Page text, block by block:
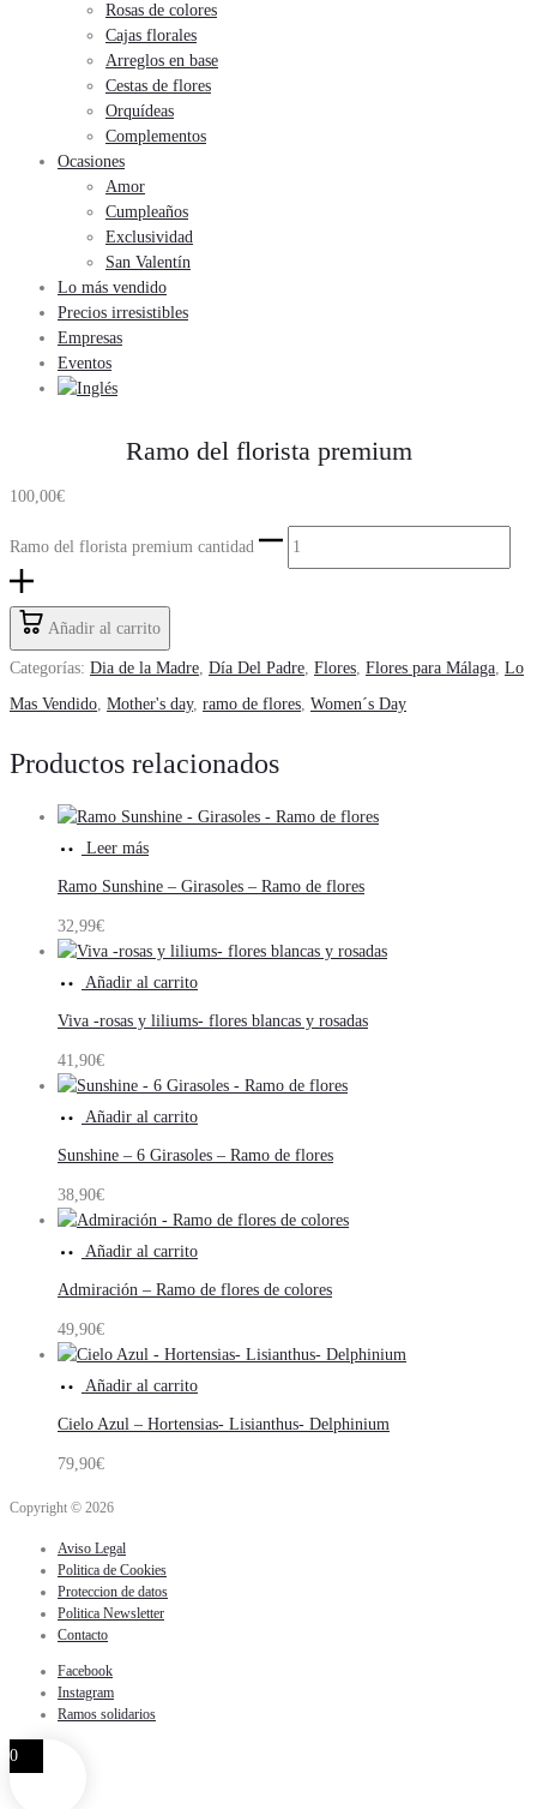
Rosas de colores
Cajas florales
Arreglos en base
Cestas de flores
Orquídeas
Complementos
Ocasiones
Amor
Cumpleaños
Exclusividad
San Valentín
Lo más vendido
Precios irresistibles
Empresas
Eventos
Ramo del florista premium
100,00€
Ramo del florista premium cantidad
Añadir al carrito
Categorías: Dia de la Madre, Día Del Padre, Flores, Flores para Málaga, Lo
Mas Vendido, Mother's day, ramo de flores, Women´s Day
Productos relacionados
Leer más
Ramo Sunshine – Girasoles – Ramo de flores
32,99€
Añadir al carrito
Viva -rosas y liliums- flores blancas y rosadas
41,90€
Añadir al carrito
Sunshine – 6 Girasoles – Ramo de flores
38,90€
Añadir al carrito
Admiración – Ramo de flores de colores
49,90€
Añadir al carrito
Cielo Azul – Hortensias- Lisianthus- Delphinium
79,90€
Copyright © 2026
Aviso Legal
Politica de Cookies
Proteccion de datos
Politica Newsletter
Contacto
Facebook
Instagram
Ramos solidarios
0